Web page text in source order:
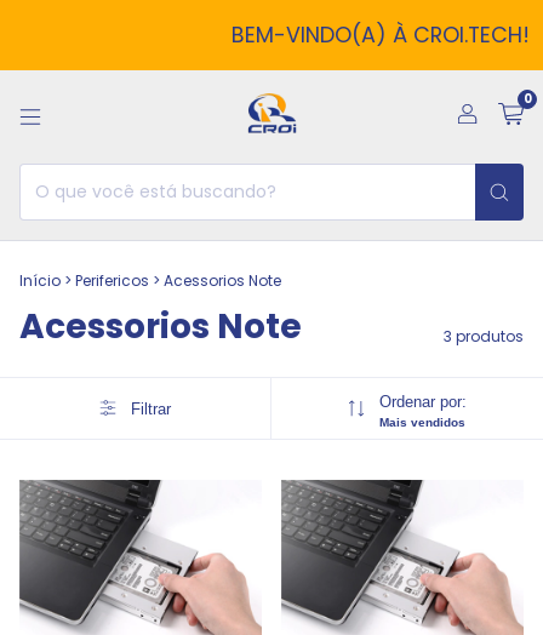
BEM-VINDO(A) À CROI.TECH!
0
Início > Perifericos > Acessorios Note
Acessorios Note 3 produtos
Filtrar Ordenar por:
Mais vendidos